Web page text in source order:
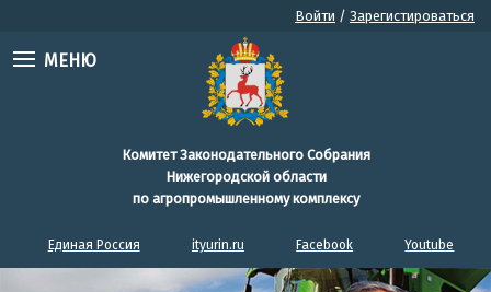
Войти / Зарегистироваться
МЕНЮ
Комитет Законодательного Собрания
Нижегородской области
по агропромышленному комплексу
Единая Россия ityurin.ru Facebook Youtube